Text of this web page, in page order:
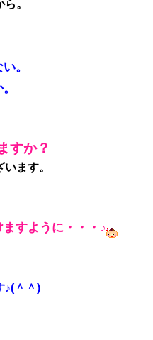
。
。
すか？
ます。
すように・・・♪
♪(＾＾)